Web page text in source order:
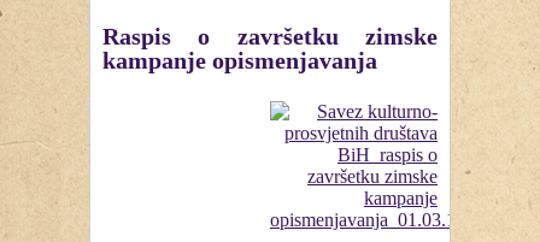
Raspis o završetku zimske
kampanje opismenjavanja